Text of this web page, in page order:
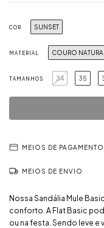
COR SUNSET
MATERIAL COURO NATURAL
TAMANHOS 34 35
MEIOS DE PAGAMENTO
MEIOS DE ENVIO
Nossa Sandália Mule
conforto. A Flat Basic
ou na festa. Sendo leve e